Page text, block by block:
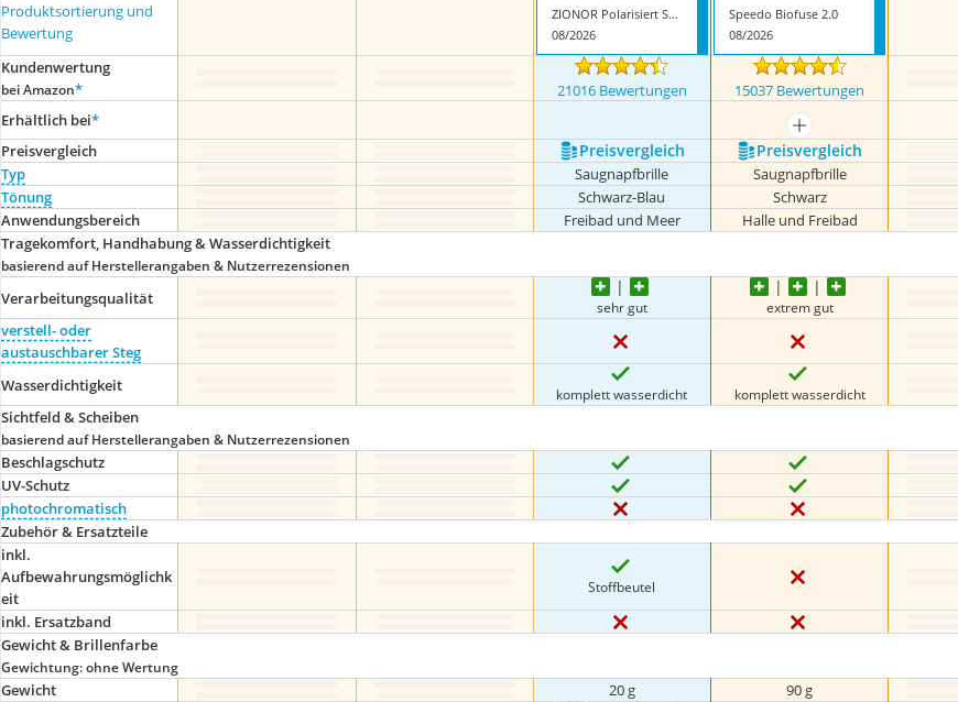
Produktsortierung und
Bewertung
ZIONOR Polarisiert Schwimmbrille für Herren und Damen
08/2026
Speedo Biofuse 2.0
08/2026
Kundenwertung
bei Amazon* 21016 Bewertungen 15037 Bewertungen
Erhältlich bei*
mehr anzeigen
Preis­vergleich
Preis­vergleich Preis­vergleich
Typ Saugnapfbrille Saugnapfbrille
Tönung
Schwarz-Blau Schwarz
Anwendungsbereich
Freibad und Meer Halle und Freibad
Tragekomfort, Handhabung & Wasserdichtigkeit
basierend auf Herstellerangaben & Nutzerrezensionen
Verarbeitungsqualität sehr gut extrem gut
verstell- oder
austauschbarer Steg
Wasserdichtigkeit
komplett wasserdicht komplett wasserdicht
Sichtfeld & Scheiben
basierend auf Herstellerangaben & Nutzerrezensionen
Beschlagschutz
UV-Schutz
photochromatisch
Zubehör & Ersatzteile
inkl.
Aufbewahrungsmöglichk
eit
Stoffbeutel
inkl. Ersatzband
Gewicht & Brillenfarbe
Gewichtung: ohne Wertung
Gewicht 20 g 90 g